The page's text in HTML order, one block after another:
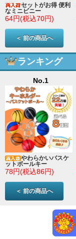
セットがお得 便利
なミニビニー
64円(税込70円)
＜ 前の商品へ
ランキング
No.1
やわらかいバスケ
ットボールキー
78円(税込86円)
＜ 前の商品へ